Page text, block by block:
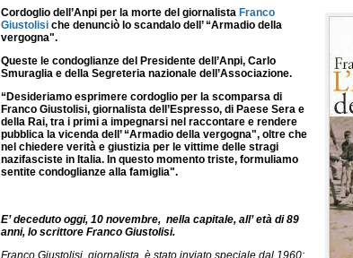
Cordoglio dell’Anpi per la morte del giornalista Franco
Giustolisi che denunciò lo scandalo dell’ “Armadio della
vergogna".
Queste le condoglianze del Presidente dell’Anpi, Carlo
Smuraglia e della Segreteria nazionale dell’Associazione.
“Desideriamo esprimere cordoglio per la scomparsa di
Franco Giustolisi, giornalista dell’Espresso, di Paese Sera e
della Rai, tra i primi a impegnarsi nel raccontare e rendere
pubblica la vicenda dell’ “Armadio della vergogna", oltre che
nel chiedere verità e giustizia per le vittime delle stragi
nazifasciste in Italia. In questo momento triste, formuliamo
sentite condoglianze alla famiglia".
E’ deceduto oggi, 10 novembre, nella capitale, all’ età di 89
anni, lo scrittore Franco Giustolisi.
Franco Giustolisi, giornalista, è stato inviato speciale dal 1960: